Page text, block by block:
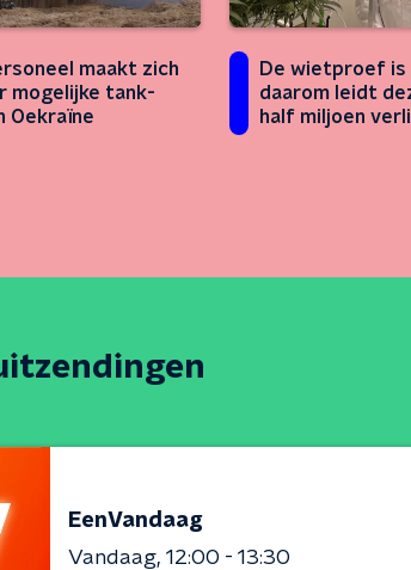
maakt zich
mogelijke tank-
Oekraïne
De wietproef
daarom leidt
half miljoen
EenVandaag
Vandaag 12:00 - 13:30